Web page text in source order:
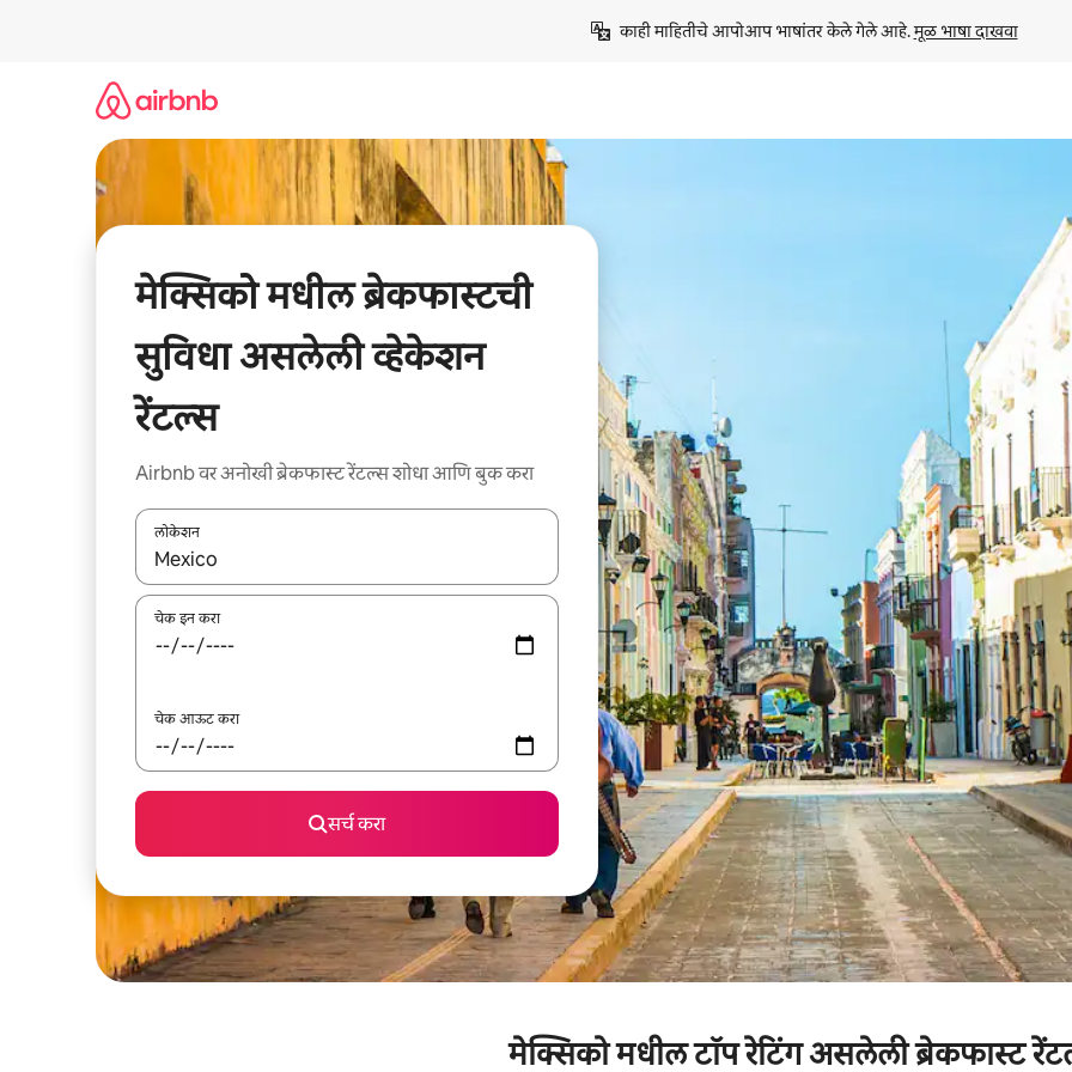
काही माहितीचे आपोआप भाषांतर केले गेले आहे. मूळ भाषा दाखवा
मेक्सिको मधील ब्रेकफास्टची
सुविधा असलेली व्हेकेशन
रेंटल्स
Airbnb वर अनोखी ब्रेकफास्ट रेंटल्स शोधा आणि बुक करा
लोकेशन
जेव्हा परिणाम उपलब्ध असतील, तेव्हा वरच्या आणि खाली बाणांच्या किजसह नेव्हिगेट करा किंवा स्पर्शाने स्वाइप जेश्चर्स वापरून एक्सप्लोर करा.
चेक इन करा
चेक आऊट करा
सर्च करा
मेक्सिको मधील टॉप रेटिंग असलेली ब्रेकफास्ट